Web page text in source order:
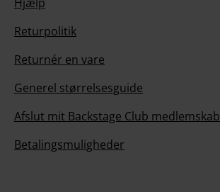
Returpolitik
Returnér en vare
Generel størrelsesguide
Afslut mit Backstage Club medlemskab
Betalingsmuligheder